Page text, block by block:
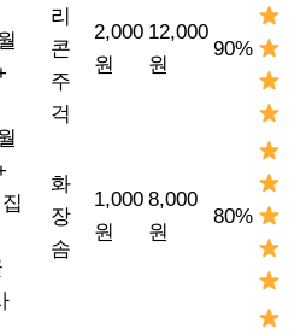
리
콘
주
걱
2,000
원
12,000
원
90%
화
장
솜
1,000
원
8,000
원
80%